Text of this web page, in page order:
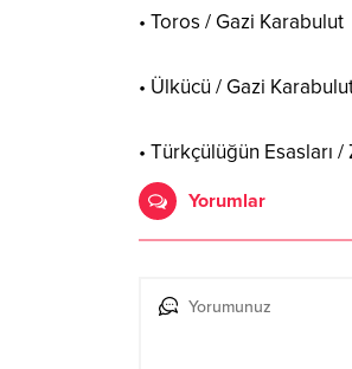
• Toros / Gazi Karabulut
• Ülkücü / Gazi
• Türkçülüğün Esasları
Yorumlar